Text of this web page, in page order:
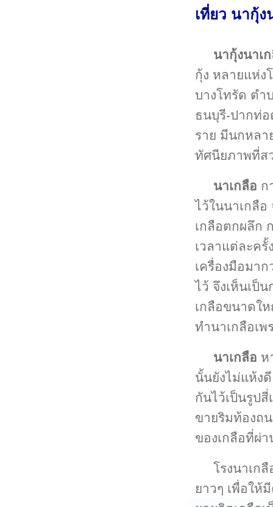
เที่ยว นากุ้
นากุ้งนาเ
กุ้ง หลายแห่ง
บางโทรัด ตำ
ธนบุรี-ปากท่อ
ราย มีนกหล
ทัศนียภาพที่ส
นาเกลือ ก
ไว้ในนาเกลือ
เกลือตกผลึก
เวลาแต่ละค
เครื่องมือมา
ไว้ จึงเห็นเป็
เกลือขนาดใ
ทำนาเกลือเพ
นาเกลือ ห
นั้นยังไม่แห้ง
กันไว้เป็นรูปสี่
ขายริมท้องถ
ของเกลือที่ผ่
โรงนาเก
ยาวๆ เพื่อให้